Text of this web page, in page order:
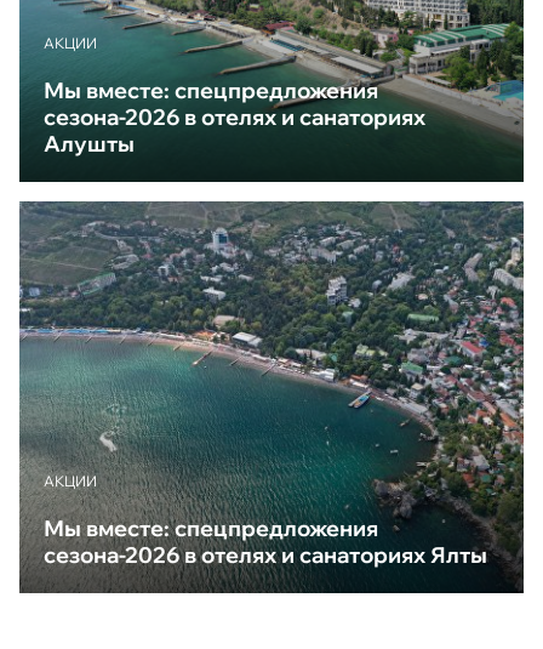
АКЦИИ
Мы вместе: спецпредложения
сезона-2026 в отелях и санаториях
Алушты
АКЦИИ
Мы вместе: спецпредложения
сезона-2026 в отелях и санаториях Ялты